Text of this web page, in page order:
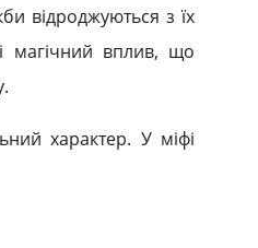
відроджуються з їх
магічний вплив, що
характер. У міфі